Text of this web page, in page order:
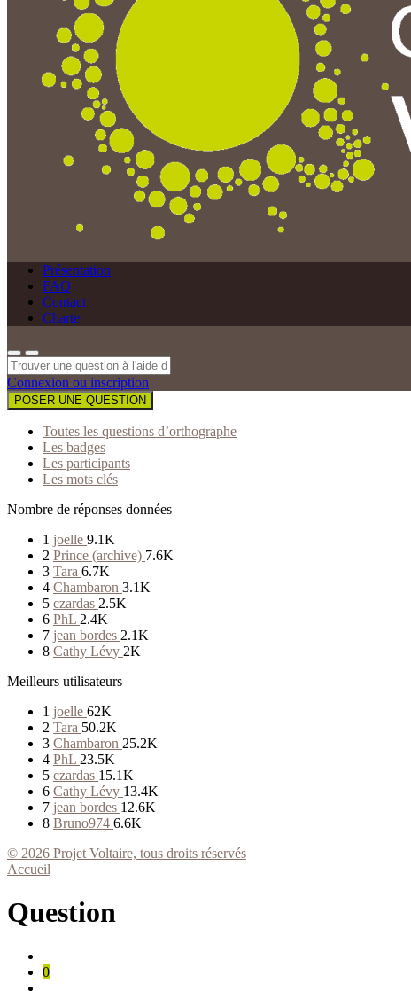
Présentation
FAQ
Contact
Charte
Connexion ou inscription
POSER UNE QUESTION
Toutes les questions d’orthographe
Les badges
Les participants
Les mots clés
Nombre de réponses données
1 joelle 9.1K
2 Prince (archive) 7.6K
3 Tara 6.7K
4 Chambaron 3.1K
5 czardas 2.5K
6 PhL 2.4K
7 jean bordes 2.1K
8 Cathy Lévy 2K
Meilleurs utilisateurs
1 joelle 62K
2 Tara 50.2K
3 Chambaron 25.2K
4 PhL 23.5K
5 czardas 15.1K
6 Cathy Lévy 13.4K
7 jean bordes 12.6K
8 Bruno974 6.6K
© 2026 Projet Voltaire, tous droits réservés
Accueil
Question
0